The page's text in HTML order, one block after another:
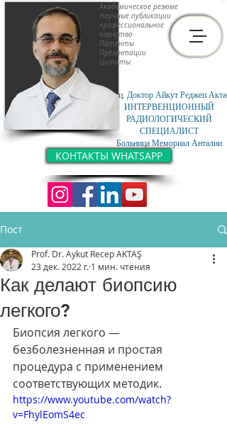
Доц. Доктор Айкут Реджеп Актас
ИНТЕРВЕНЦИОННЫЙ
РАДИОЛОГИЧЕСКИЙ
СПЕЦИАЛИСТ
Больница Мемориал Анталии
КОНТАКТЫ WHATSAPP
Академическое резюме
Научные публикации
профессиональное
членство
Патенты
Презентации
Цитаты
Пост
Как делают биопсию
легкого?
Prof. Dr. Aykut Recep AKTAŞ
23 дек. 2022 г. 1 мин. чтения
Биопсия легкого —
безболезненная и простая
процедура с применением
соответствующих методик.
https://www.youtube.com/watch?
v=FhylEomS4ec